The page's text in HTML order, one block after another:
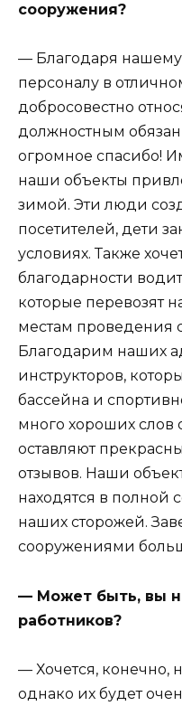
сооружения?
— Благодаря
персоналу в
добросовестно
должностным
огромное спасибо!
наши объекты
зимой. Эти люди
посетителей, дети
условиях. Также
благодарности
которые перевозят
местам проведения
Благодарим наших
инструкторов,
бассейна и
много хороших слов
оставляют
отзывов. Наши
находятся в полной
наших сторожей.
сооружениями
— Может быть, вы
работников?
— Хочется, конечно,
однако их будет